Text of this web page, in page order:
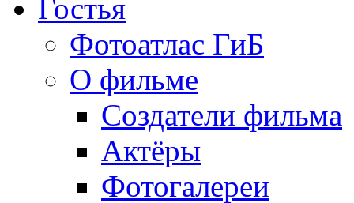
Гостья
Фотоатлас ГиБ
О фильме
Создатели фильма
Актёры
Фотогалереи